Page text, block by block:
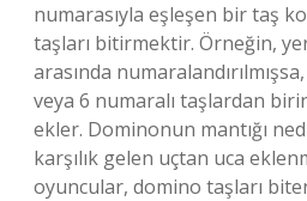
numarasıyla eşleşen bir taş
taşları bitirmektir. Örneğin,
arasında
veya 6 numaralı taşlardan
ekler. Dominonun mantığı
karşılık gelen uçtan uca
oyuncular, domino taşları